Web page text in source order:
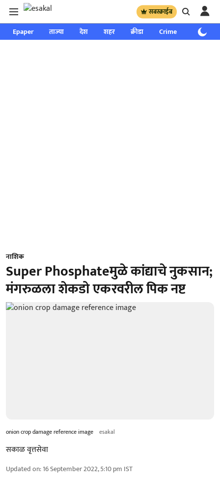
सबस्क्राईब
Epaper ताज्या देश शहर क्रीडा Crime साप्ताहिक
नाशिक
Super Phosphateमुळे कांद्याचे नुकसान;
मंगरुळला शेकडो एकरवरील पिक नष्ट
onion crop damage reference image esakal
सकाळ वृत्तसेवा
Updated on:16 September 2022, 5:10 pm IST